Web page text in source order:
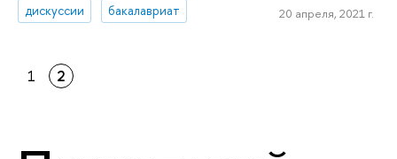
дискуссии
бакалавриат 20 апреля, 2021 г.
1 2